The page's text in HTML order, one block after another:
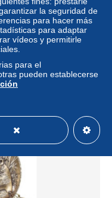
Pocket Watch
la seguridad de
para hacer más
para adaptar
vídeos y permitirle
para el
pueden establecerse